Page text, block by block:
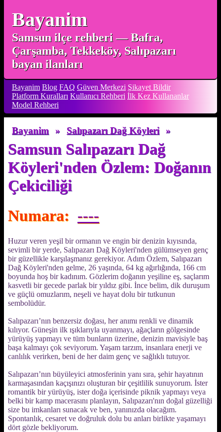
Bayanim
Samsun ilçe rehberi — Bafra,
Çarşamba, Tekkeköy, Salıpazarı
bayan ilanları
Bayanim Blog FAQ Güven Merkezi Şikayet Bildir
Platform Kuralları Kullanıcı Rehberi İlk Kez Kullananlar
Model Rehberi
Bayanim » Salıpazarı Dağ Köyleri »
Samsun Salıpazarı Dağ
Köyleri'nden Özlem: Doğanın
Çekiciliği
Numara: ----
Huzur veren yeşil bir ormanın ve engin bir denizin kıyısında,
sevimli bir yerde, Salıpazarı Dağ Köyleri'nden gülümseyen genç
bir güzellikle karşılaşmanız gerekiyor. Adım Özlem, Salıpazarı
Dağ Köyleri'nden gelme, 26 yaşında, 64 kg ağırlığında, 166 cm
boyunda hoş bir kadınım. Gözlerim doğanın yeşiline eş, saçlarım
kasvetli bir gecede parlak bir yıldız gibi. İnce belim, dik duruşum
ve güçlü omuzlarım, neşeli ve hayat dolu bir tutkunun
sembolüdür.
Salıpazarı’nın benzersiz doğası, her anımı renkli ve dinamik
kılıyor. Güneşin ilk ışıklarıyla uyanmayı, ağaçların gölgesinde
yürüyüş yapmayı ve tüm bunların üzerine, denizin mavisiyle baş
başa kalmayı çok seviyorum. Yaşam tarzım, insanlara enerji ve
canlılık verirken, beni de her daim genç ve sağlıklı tutuyor.
Salıpazarı’nın büyüleyici atmosferinin yanı sıra, şehir hayatının
karmaşasından kaçışınızı oluşturan bir çeşitlilik sunuyorum. İster
romantik bir yürüyüş, ister doğa içerisinde piknik yapmayı veya
belki bir kamp macerasını planlayın, Salıpazarı'nın doğal güzelliği
size bu imkanları sunacak ve ben, yanınızda olacağım.
Spontanlık, cesaret ve doğruluk dolu bu anları birlikte yaşamayı
dört gözle bekliyorum.